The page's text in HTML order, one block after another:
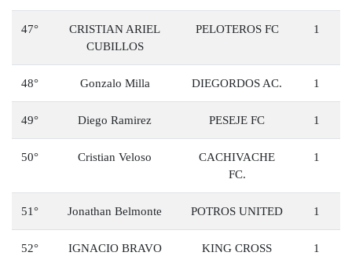
47°
CRISTIAN ARIEL
CUBILLOS
PELOTEROS FC 1
48° Gonzalo Milla DIEGORDOS AC. 1
49° Diego Ramirez PESEJE FC 1
50° Cristian Veloso
CACHIVACHE
FC.
1
51° Jonathan Belmonte POTROS UNITED 1
52° IGNACIO BRAVO
KING CROSS
1